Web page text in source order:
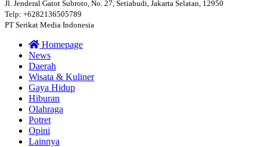
Jl. Jenderal Gatot Subroto, No. 27, Setiabudi, Jakarta Selatan, 12950
Telp: +6282136505789
PT Serikat Media Indonesia
Homepage
News
Daerah
Wisata & Kuliner
Gaya Hidup
Hiburan
Olahraga
Potret
Opini
Lainnya